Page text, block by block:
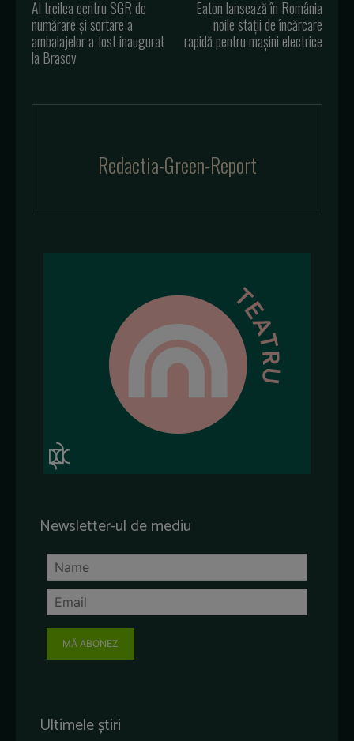
Al treilea centru SGR de
numărare și sortare a
ambalajelor a fost inaugurat
la Brasov
Eaton lansează în România
noile stații de încărcare
rapidă pentru mașini electrice
Redactia-Green-Report
Newsletter-ul de mediu
MĂ ABONEZ
Ultimele știri